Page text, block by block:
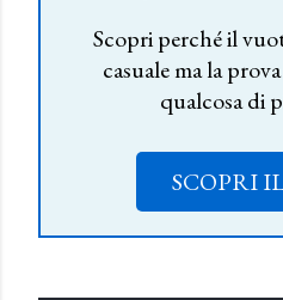
Scopri perché il
casuale ma la
qualcosa di
SCOPRI